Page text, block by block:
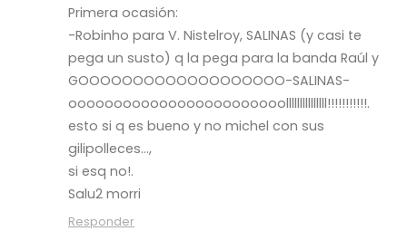
Primera ocasión:
-Robinho para V. Nistelroy, SALINAS (y casi te
pega un susto) q la pega para la banda Raúl y
GOOOOOOOOOOOOOOOOOOO-SALINAS-
oooooooooooooooooooooooolllllllllllllll!!!!!!!!!!!.
esto si q es bueno y no michel con sus
gilipolleces…,
si esq no!.
Salu2 morri
Responder